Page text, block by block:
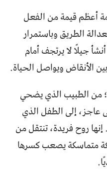
أعظم قيمة من الفعل
الطريق وباستمرار
جيلًا لا يرتجف أمام
الأنقاض ويواصل الحياة.
من الطبيب الذي يضحي
عاجز، إلى الطفل الذي
روح فريدة، تنتقل من
متماسكة يصعب كسرها